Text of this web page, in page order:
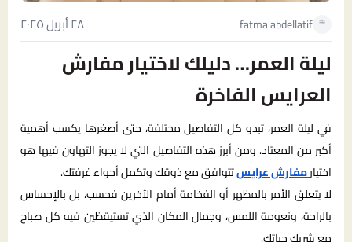
fatma abdellatif ٢٨ أبريل ٢٠٢٥
ليلة العمر… دليلك لاختيار مفارش
العرايس الفاخرة
في ليلة العمر، تبدو كل التفاصيل مختلفة، حتى أصغرها يكسب أهمية
أكبر من المعتاد. ومن أبرز هذه التفاصيل التي لا يجوز التهاون فيها هو
اختيارمفارش عرايستتوافق مع ذوقك وتكمل أجواء غرفتك.
لا يتعلق الأمر بالمظهر أو الفخامة أمام الآخرين فحسب، بل بالإحساس
بالراحة، ونعومة اللمس، وجمال المكان الذي تستيقظين فيه كل صباح